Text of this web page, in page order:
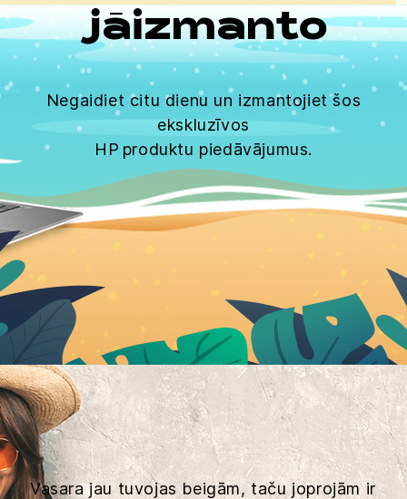
jāizmanto
Negaidiet citu dienu un izmantojiet šos
ekskluzīvos
HP produktu piedāvājumus.
Vasara jau tuvojas beigām, taču joprojām ir